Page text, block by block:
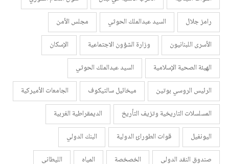
رامز جلال
السيد عبدالملك الحوثي
مجلس الأمن
الأسرى اللبنانيون
وزارة الشؤون الاجتماعية
الإسكان
الهيئة الصحية الإسلامية
السيد عبدالملك الحوثي
الرئيس الروسي بوتين
ميخائيل سالتيكوف
الجامعات الأميركية
المسلسلات التاريخية وتزيف التأريخ
الديمقراطية الغربية
اليونفيل
قوات الطورائ الدولية
البنك الدولي
صندوق النقد الدولي
الخصخصة المياه الليطاني